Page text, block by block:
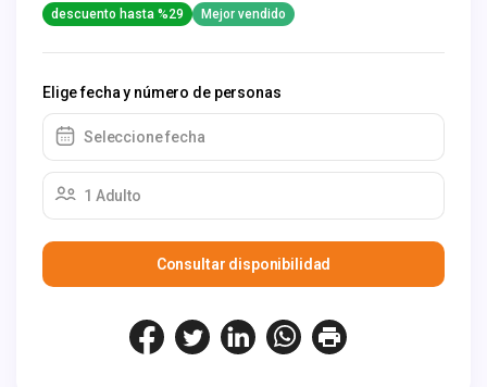
descuento hasta %29
Mejor vendido
Elige fecha y número de personas
Seleccione fecha
1 Adulto
Consultar disponibilidad